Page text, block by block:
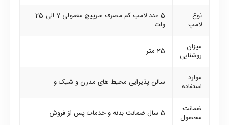
نوع
لامپ
5 عدد لامپ کم مصرف سرپیچ معمولی 7 الی 25
وات
میزان
روشنایی
25 متر
موارد
استفاده
سالن-پذیرایی-محیط های مدرن و شیک و ...
ضمانت
محصول
5 سال ضمانت بدنه و خدمات پس از فروش